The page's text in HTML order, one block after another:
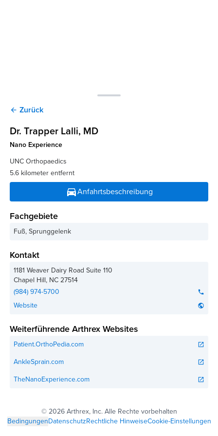
arrow_back Zurück
Dr. Trapper Lalli, MD
Nano Experience
UNC Orthopaedics
5.6 kilometer entfernt
directions_carAnfahrtsbeschreibung
Fachgebiete
Fuß, Sprunggelenk
Kontakt
1181 Weaver Dairy Road Suite 110
Chapel Hill, NC27514
(984) 974-5700
phone
Website public
Weiterführende Arthrex Websites
Patient.OrthoPedia.com open_in_new
AnkleSprain.com open_in_new
TheNanoExperience.com open_in_new
© 2026 Arthrex, Inc. Alle Rechte vorbehalten
BedingungenDatenschutzRechtliche HinweiseCookie-Einstellungen